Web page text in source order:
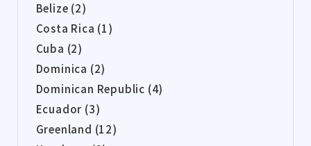
Belize (2)
Costa Rica (1)
Cuba (2)
Dominica (2)
Dominican Republic (4)
Ecuador (3)
Greenland (12)